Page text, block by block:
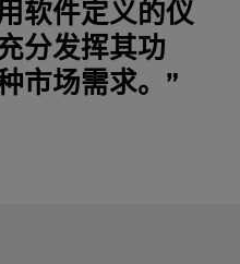
软件定义的仪
分发挥其功
市场需求。”